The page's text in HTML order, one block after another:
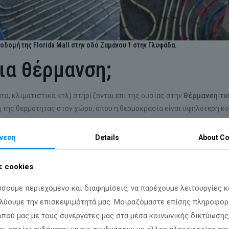
της Florida Mall στην οδό Ζαμάνου 1 στην Γλυφάδα.
θέρμανση;
κλιματιστικά κτλ) στηρίζονται επί της ουσίας στην θέρμανση
θερμότητας στον χώρο, όπου η θερμοκρασία είναι υψηλότερη
τη θέρμανση του εκάστοτε χώρου, φέρνοντας παράλληλα μια
του δαπέδου, χωρίς την χρήση επιπλέον θερμαντικών σωμάτων και
συστημάτων θέρμανσης.
Details About
cookies
περιεχόμενο και διαφημίσεις, να παρέχουμε λειτουργίες
την επισκεψιμότητά μας. Μοιραζόμαστε επίσης
μας με τους συνεργάτες μας στα μέσα κοινωνικής